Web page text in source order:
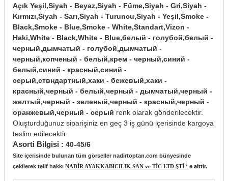
Açık Yeşil,Siyah - Beyaz,Siyah - Füme,Siyah - Gri,Siyah -
Kırmızı,Siyah - Sarı,Siyah - Turuncu,Siyah - Yeşil,Smoke -
Black,Smoke - Blue,Smoke - White,Standart,Vizon -
Haki,White - Black,White - Blue,белый - голубой,белый -
черный,дымчатый - голубой,дымчатый -
черный,копченый - белый,крем - черный,синий -
белый,синий - красный,синий -
серый,ствндартный,хаки - бежевый,хаки -
красный,черный - белый,черный - дымчатый,черный -
желтый,черный - зеленый,черный - красный,черный -
оранжевый,черный - серый renk olarak gönderilecektir.
Oluşturduğunuz siparişiniz en geç 3 iş günü içerisinde kargoya
teslim edilecektir.
Asorti Bilgisi : 40-45/6
Site içerisinde bulunan tüm görseller nadirtoptan.com bünyesinde
çekilerek telif hakkı NADİR AYAKKABICILIK SAN ve TİC LTD ŞTİ ‘ e aittir.